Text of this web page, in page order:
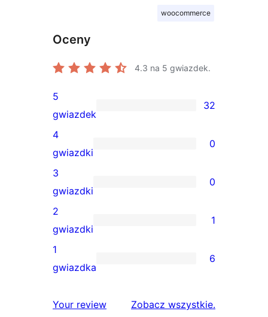
woocommerce
Oceny
4.3 na 5 gwiazdek.
32
recenzje
5-
gwiazdkowe
5
gwiazdek
32
0
recenzji
4-
gwiazdkowych
4
gwiazdki
0
0
recenzji
3-
gwiazdkowych
3
gwiazdki
0
1
recenzja
2-
2
gwiazdki
1
6
1-
1
gwiazdka
6
Your review Zobacz wszystkierecenzje
.